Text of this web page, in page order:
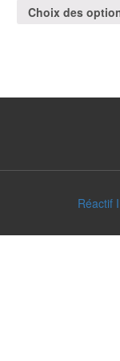
Choix des
Réactif